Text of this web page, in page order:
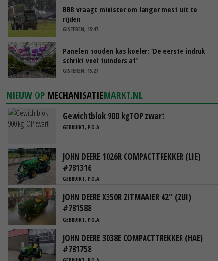
BBB vraagt minister om langer mest uit te
rijden
GISTEREN, 15:47
Panelen houden kas koeler: ‘De eerste indruk
schrikt veel tuinders af’
GISTEREN, 15:27
NIEUW OP MECHANISATIEMARKT.NL
Gewichtblok 900 kgTOP zwart
GEBRUIKT, P.O.A.
JOHN DEERE 1026R COMPACTTREKKER (LIE)
#781316
GEBRUIKT, P.O.A.
JOHN DEERE X350R ZITMAAIER 42" (ZUI)
#781588
GEBRUIKT, P.O.A.
JOHN DEERE 3038E COMPACTTREKKER (HAE)
#781758